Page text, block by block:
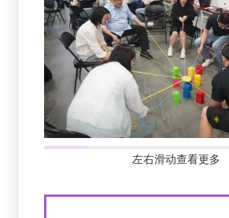
左右滑动查看更多